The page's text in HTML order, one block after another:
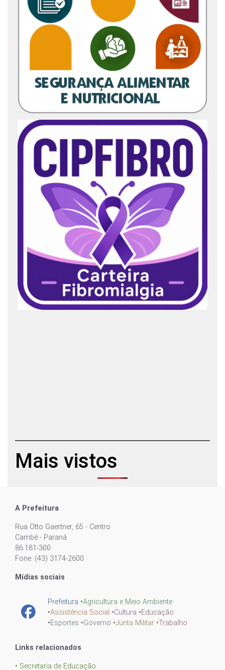
Mais vistos
A Prefeitura
Rua Otto Gaertner, 65 - Centro
Cambé - Paraná
86.181-300
Fone: (43) 3174-2600
Mídias sociais
Prefeitura •Agricultura e Meio Ambiente
•Assistência Social •Cultura •Educação
•Esportes •Governo •Junta Militar •Trabalho
Links relacionados
• Secretaria de Educação